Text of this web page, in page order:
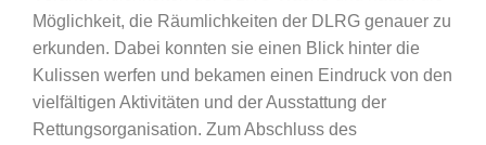
Möglichkeit, die Räumlichkeiten der DLRG genauer zu
erkunden. Dabei konnten sie einen Blick hinter die
Kulissen werfen und bekamen einen Eindruck von den
vielfältigen Aktivitäten und der Ausstattung der
Rettungsorganisation. Zum Abschluss des